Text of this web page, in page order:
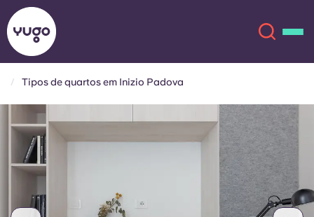
Sobre
Localizações
Español
Tipos de quartos em Inizio Padova